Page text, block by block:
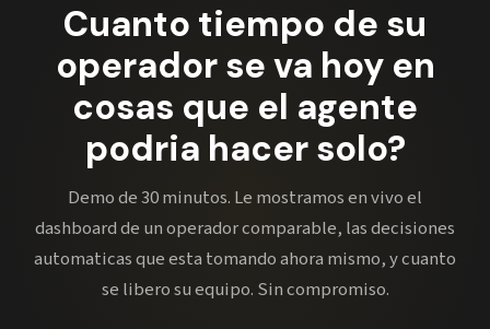
Cuanto tiempo de su
operador se va hoy en
cosas que el agente
podria hacer solo?
Demo de 30 minutos. Le mostramos en vivo el
dashboard de un operador comparable, las decisiones
automaticas que esta tomando ahora mismo, y cuanto
se libero su equipo. Sin compromiso.